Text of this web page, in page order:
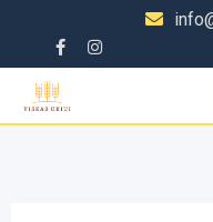
content